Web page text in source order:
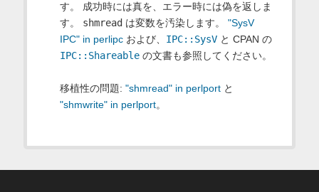
す。 成功時には真を、エラー時には偽を返しま
す。 shmread は変数を汚染します。 "SysV
IPC" in perlipcおよび、 IPC::SysVと CPAN の
IPC::Shareableの文書も参照してください。
移植性の問題: "shmread" in perlportと
"shmwrite" in perlport。